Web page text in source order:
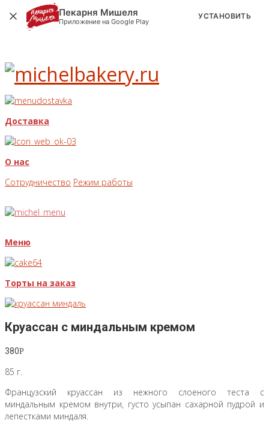
Доставка
О нас
Сотрудничество Режим работы
Меню
Торты на заказ
Круассан с миндальным кремом
380Р
85 г.
Французский круассан из нежного слоеного теста с
миндальным кремом внутри, густо усыпан сахарной пудрой и
лепестками миндаля.
Пекарня Мишеля
Приложение на Google Play
УСТАНОВИТЬ